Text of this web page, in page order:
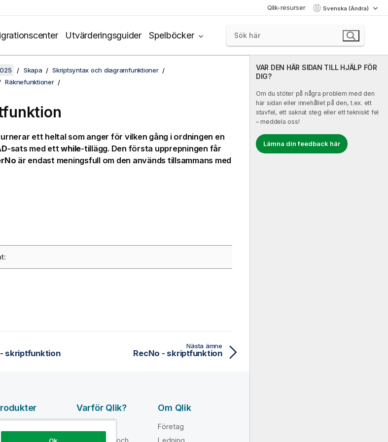
Qlik-resurser Svenska (Ändra)
Utvärderingsguider Spelböcker
VAR DEN HÄR SIDAN TILL HJÄLP FÖR
DIG?
Om du stöter på några problem med den
här sidan eller innehållet på den, t.ex. ett
stavfel, ett saknat steg eller ett tekniskt fel
– meddela oss!
Lämna din feedback här
Skapa
Skriptsyntax och diagramfunktioner
Räknefunktioner
ett heltal som anger för vilken gång i ordningen en
-sats med ettwhile-tillägg. Den första upprepningen får
är endast meningsfull om den används tillsammans med
skriptfunktion
Nästa ämne
RecNo - skriptfunktion
Varför Qlik?
Förtroende och
Om Qlik
Företag
Ledning